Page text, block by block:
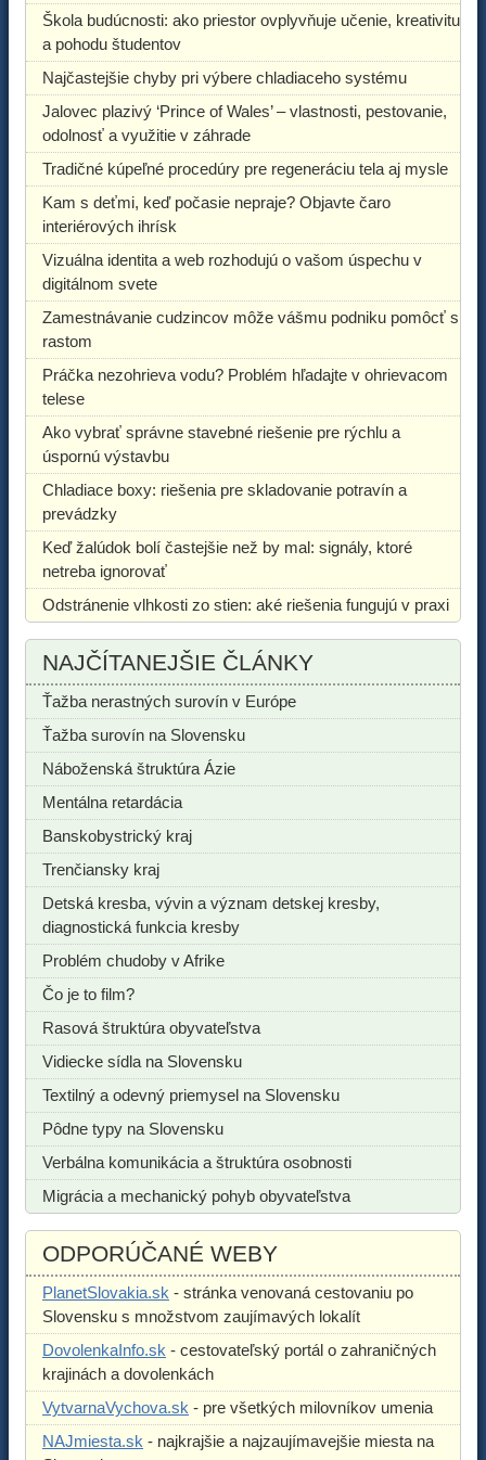
Škola budúcnosti: ako priestor ovplyvňuje učenie, kreativitu
a pohodu študentov
Najčastejšie chyby pri výbere chladiaceho systému
Jalovec plazivý ‘Prince of Wales’ – vlastnosti, pestovanie,
odolnosť a využitie v záhrade
Tradičné kúpeľné procedúry pre regeneráciu tela aj mysle
Kam s deťmi, keď počasie nepraje? Objavte čaro
interiérových ihrísk
Vizuálna identita a web rozhodujú o vašom úspechu v
digitálnom svete
Zamestnávanie cudzincov môže vášmu podniku pomôcť s
rastom
Práčka nezohrieva vodu? Problém hľadajte v ohrievacom
telese
Ako vybrať správne stavebné riešenie pre rýchlu a
úspornú výstavbu
Chladiace boxy: riešenia pre skladovanie potravín a
prevádzky
Keď žalúdok bolí častejšie než by mal: signály, ktoré
netreba ignorovať
Odstránenie vlhkosti zo stien: aké riešenia fungujú v praxi
NAJČÍTANEJŠIE ČLÁNKY
Ťažba nerastných surovín v Európe
Ťažba surovín na Slovensku
Náboženská štruktúra Ázie
Mentálna retardácia
Banskobystrický kraj
Trenčiansky kraj
Detská kresba, vývin a význam detskej kresby,
diagnostická funkcia kresby
Problém chudoby v Afrike
Čo je to film?
Rasová štruktúra obyvateľstva
Vidiecke sídla na Slovensku
Textilný a odevný priemysel na Slovensku
Pôdne typy na Slovensku
Verbálna komunikácia a štruktúra osobnosti
Migrácia a mechanický pohyb obyvateľstva
ODPORÚČANÉ WEBY
PlanetSlovakia.sk - stránka venovaná cestovaniu po
Slovensku s množstvom zaujímavých lokalít
DovolenkaInfo.sk - cestovateľský portál o zahraničných
krajinách a dovolenkách
VytvarnaVychova.sk - pre všetkých milovníkov umenia
NAJmiesta.sk - najkrajšie a najzaujímavejšie miesta na